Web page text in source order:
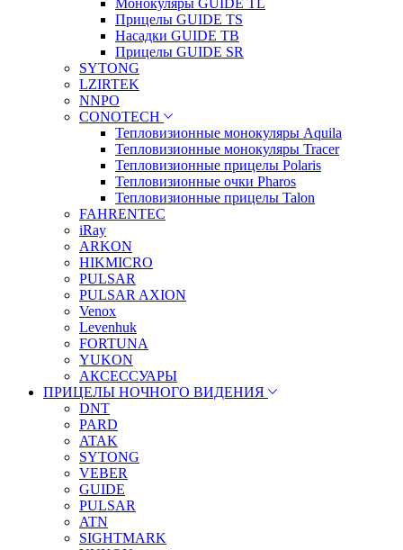
Прицелы GUIDE TS
Насадки GUIDE TB
Прицелы GUIDE SR
SYTONG
LZIRTEK
NNPO
CONOTECH
Тепловизионные монокуляры Aquila
Тепловизионные монокуляры Tracer
Тепловизионные прицелы Polaris
Тепловизионные очки Pharos
Тепловизионные прицелы Talon
FAHRENTEC
iRay
ARKON
HIKMICRO
PULSAR
PULSAR AXION
Venox
Levenhuk
FORTUNA
YUKON
АКСЕССУАРЫ
ПРИЦЕЛЫ НОЧНОГО ВИДЕНИЯ
DNT
PARD
ATAK
SYTONG
VEBER
GUIDE
PULSAR
ATN
SIGHTMARK